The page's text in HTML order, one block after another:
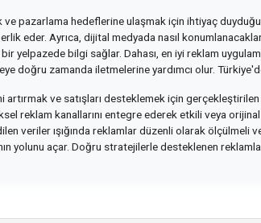
pazarlama hedeflerine ulaşmak için ihtiyaç
eder. Ayrıca, dijital medyada nasıl
yelpazede bilgi sağlar. Dahası, en iyi reklam
doğru zamanda iletmelerine yardımcı olur.
ve satışları desteklemek için
reklam kanallarını entegre ederek etkili veya
veriler ışığında reklamlar düzenli olarak ölçülmeli
yolunu açar. Doğru stratejilerle desteklenen